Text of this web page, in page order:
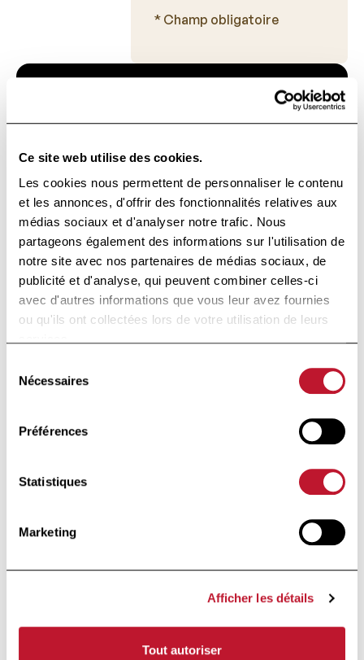
Ce site web utilise des cookies.
Les cookies nous permettent de personnaliser le contenu
et les annonces, d'offrir des fonctionnalités relatives aux
médias sociaux et d'analyser notre trafic. Nous
partageons également des informations sur l'utilisation de
notre site avec nos partenaires de médias sociaux, de
publicité et d'analyse, qui peuvent combiner celles-ci
avec d'autres informations que vous leur avez fournies
ou qu'ils ont collectées lors de votre utilisation de leurs
Nécessaires
Préférences
Statistiques
Marketing
Afficher les détails
Tout autoriser
* Champ obligatoire
informé·e
Recevez directement dans votre boîte toutes
l'actualité de la Fondation Charcot.
Je m'inscris
Sous le Haut Patronage de